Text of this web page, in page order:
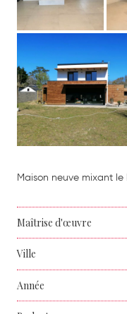
Maison neuve mixant
Maîtrise d'œuvre
Ville
Année